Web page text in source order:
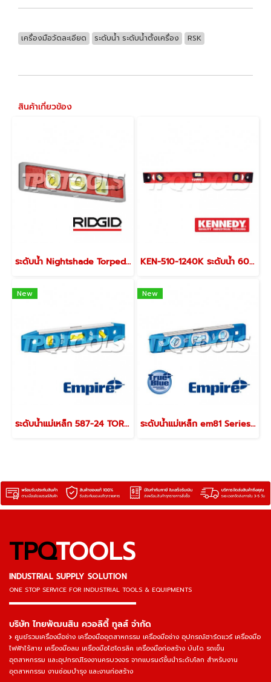
เครื่องมือวัดละเอียด ระดับน้ำ ระดับน้ำตั้งเครื่อง RSK
สินค้าเกี่ยวข้อง
ระดับน้ำ Nightshade Torpedo Level 20233 KEN-510-1240K ระดับน้ำ 600 มม. (24 นิ้ว) KENNEDY GIRDER SECTION SPIRIT LEVEL
New
ระดับน้ำแม่เหล็ก 587-24 TORPEDO LEVELS
New
ระดับน้ำแม่เหล็ก em81 Series I-BEAM LEVELS
TPQTOOLS
INDUSTRIAL SUPPLY SOLUTION
ONE STOP SERVICE FOR INDUSTRIAL TOOLS & EQUIPMENTS
▬▬▬▬▬▬▬▬▬▬▬▬▬▬▬
บริษัท ไทยพัฒนสิน ควอลิตี้ ทูลส์ จำกัด
ศูนย์รวมเครื่องมือช่าง เครื่องมืออุตสาหกรรม เครื่องมือช่าง อุปกรณ์ฮาร์ดแวร์ เครื่องมือ
ไฟฟ้าไร้สาย เครื่องมือลม เครื่องมือไฮโดรลิค เครื่องมือก่อสร้าง บันได รถเข็น
อุตสาหกรรม และอุปกรณ์โรงงานครบวงจร จากแบรนด์ชั้นนำระดับโลก สำหรับงาน
อุตสาหกรรม งานซ่อมบำรุง และงานก่อสร้าง